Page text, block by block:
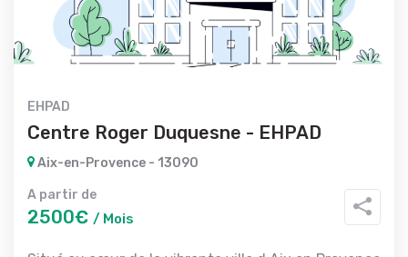
EHPAD
Centre Roger Duquesne - EHPAD
Aix-en-Provence - 13090
A partir de
2500€ / Mois